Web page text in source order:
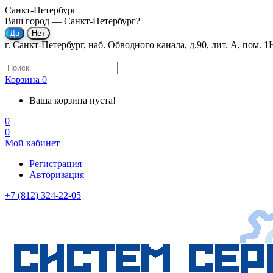
Санкт-Петербург
Ваш город — Санкт-Петербург?
г. Санкт-Петербург, наб. Обводного канала, д.90, лит. А, пом.
Корзина 0
Ваша корзина пуста!
0
0
Мой кабинет
Регистрация
Авторизация
+7 (812) 324-22-05